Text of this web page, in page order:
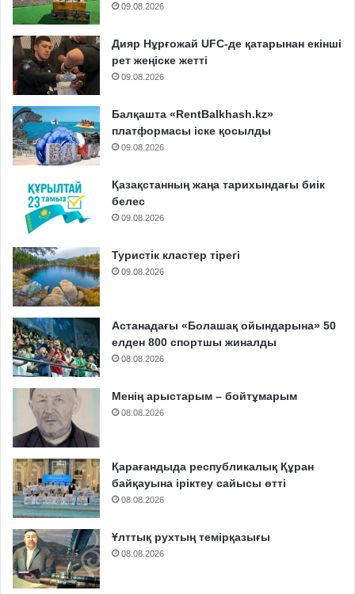
09.08.2026
Дияр Нұрғожай UFC-де қатарынан екінші
рет жеңіске жетті
09.08.2026
Балқашта «RentBalkhash.kz»
платформасы іске қосылды
09.08.2026
Қазақстанның жаңа тарихындағы биік
белес
09.08.2026
Туристік кластер тірегі
09.08.2026
Астанадағы «Болашақ ойындарына» 50
елден 800 спортшы жиналды
08.08.2026
Менің арыстарым – бойтұмарым
08.08.2026
Қарағандыда республикалық Құран
байқауына іріктеу сайысы өтті
08.08.2026
Ұлттық рухтың темірқазығы
08.08.2026